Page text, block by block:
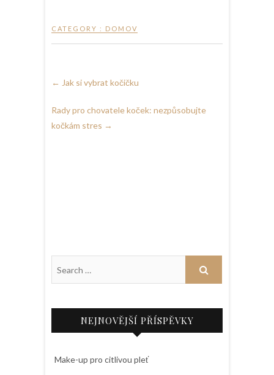
CATEGORY : DOMOV
← Jak si vybrat kočičku
Rady pro chovatele koček: nezpůsobujte
kočkám stres →
NEJNOVĚJŠÍ PŘÍSPĚVKY
Make-up pro citlivou pleť